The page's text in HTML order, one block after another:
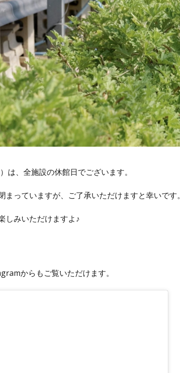
は、全施設の休館日でございます。
まっていますが、ご了承いただけますと幸いです。
しみいただけますよ♪
からもご覧いただけます。